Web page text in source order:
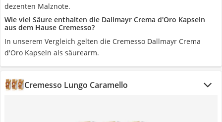
dezenten Malznote.
Wie viel Säure enthalten die Dallmayr Crema d'Oro Kapseln
aus dem Hause Cremesso?
In unserem Vergleich gelten die Cremesso Dallmayr Crema
d'Oro Kapseln als säurearm.
Cremesso Lungo Caramello